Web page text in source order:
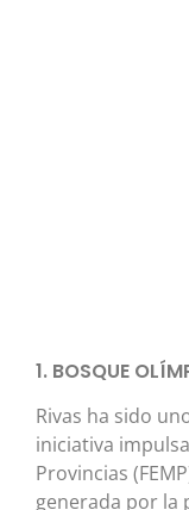
1. BOSQUE
Rivas ha sido
iniciativa
Provincias
generada por la